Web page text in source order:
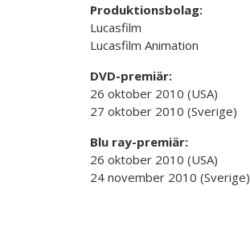
Produktionsbolag:
Lucasfilm
Lucasfilm Animation
DVD-premiär:
26 oktober 2010 (USA)
27 oktober 2010 (Sverige)
Blu ray-premiär:
26 oktober 2010 (USA)
24 november 2010 (Sverige)